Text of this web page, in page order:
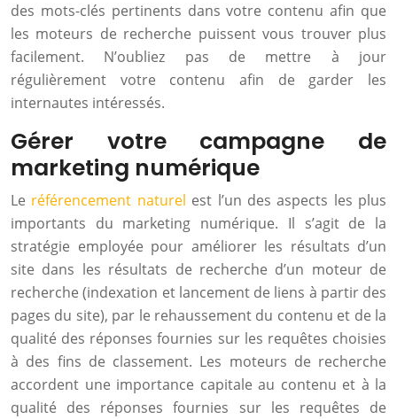
des mots-clés pertinents dans votre contenu afin que
les moteurs de recherche puissent vous trouver plus
facilement. N’oubliez pas de mettre à jour
régulièrement votre contenu afin de garder les
internautes intéressés.
Gérer votre campagne de
marketing numérique
Le référencement naturel est l’un des aspects les plus
importants du marketing numérique. Il s’agit de la
stratégie employée pour améliorer les résultats d’un
site dans les résultats de recherche d’un moteur de
recherche (indexation et lancement de liens à partir des
pages du site), par le rehaussement du contenu et de la
qualité des réponses fournies sur les requêtes choisies
à des fins de classement. Les moteurs de recherche
accordent une importance capitale au contenu et à la
qualité des réponses fournies sur les requêtes de